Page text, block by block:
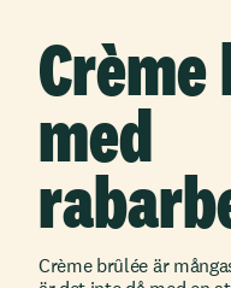
med
Crème brûlée är